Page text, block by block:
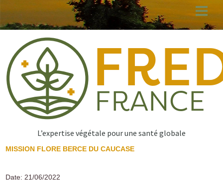
au
principal
L’expertise végétale pour une santé globale
MISSION FLORE BERCE DU CAUCASE
Date: 21/06/2022